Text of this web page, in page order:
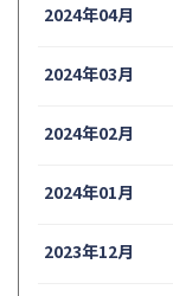
2024年04月
2024年03月
2024年02月
2024年01月
2023年12月